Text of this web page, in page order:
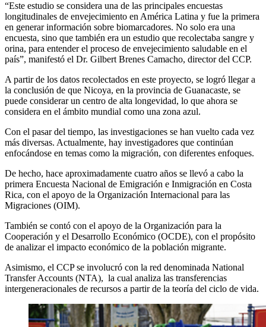
“Este estudio se considera una de las principales encuestas
longitudinales de envejecimiento en América Latina y fue la primera
en generar información sobre biomarcadores. No solo era una
encuesta, sino que también era un estudio que recolectaba sangre y
orina, para entender el proceso de envejecimiento saludable en el
país”, manifestó el Dr. Gilbert Brenes Camacho, director del CCP.
A partir de los datos recolectados en este proyecto, se logró llegar a
la conclusión de que Nicoya, en la provincia de Guanacaste, se
puede considerar un centro de alta longevidad, lo que ahora se
considera en el ámbito mundial como una zona azul.
Con el pasar del tiempo, las investigaciones se han vuelto cada vez
más diversas. Actualmente, hay investigadores que continúan
enfocándose en temas como la migración, con diferentes enfoques.
De hecho, hace aproximadamente cuatro años se llevó a cabo la
primera Encuesta Nacional de Emigración e Inmigración en Costa
Rica, con el apoyo de la Organización Internacional para las
Migraciones (OIM).
También se contó con el apoyo de la Organización para la
Cooperación y el Desarrollo Económico (OCDE), con el propósito
de analizar el impacto económico de la población migrante.
Asimismo, el CCP se involucró con la red denominada National
Transfer Accounts (NTA), la cual analiza las transferencias
intergeneracionales de recursos a partir de la teoría del ciclo de vida.